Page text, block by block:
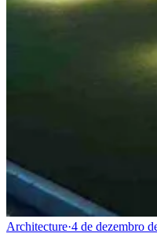
Architecture·4 de dezembro